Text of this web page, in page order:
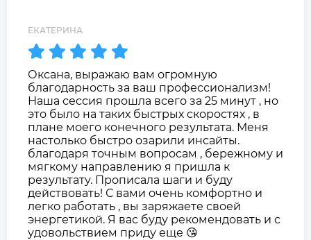
ЕКАТЕРИНА
Оксана, выражаю вам огромную
благодарность за ваш профессионализм!
Наша сессия прошла всего за 25 минут , но
это было на таких быстрых скоростях , в
плане моего конечного результата. Меня
настолько быстро озарили инсайты.
благодаря точным вопросам , бережному и
мягкому направлению я пришла к
результату. Прописала шаги и буду
действовать! С вами очень комфортно и
легко работать , вы заряжаете своей
энергетикой. Я вас буду рекомендовать и с
удовольствием приду еще 😘